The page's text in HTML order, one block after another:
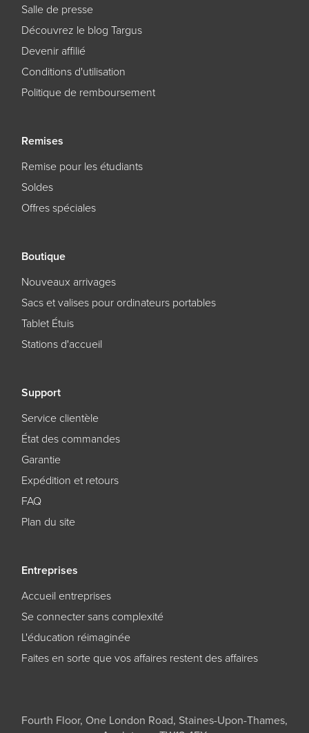
Salle de presse
Découvrez le blog Targus
Devenir affilié
Conditions d'utilisation
Politique de remboursement
Remises
Remise pour les étudiants
Soldes
Offres spéciales
Boutique
Nouveaux arrivages
Sacs et valises pour ordinateurs portables
Tablet Étuis
Stations d'accueil
Support
Service clientèle
État des commandes
Garantie
Expédition et retours
FAQ
Plan du site
Entreprises
Accueil entreprises
Se connecter sans complexité
L'éducation réimaginée
Faites en sorte que vos affaires restent des affaires
Fourth Floor, One London Road, Staines-Upon-Thames,